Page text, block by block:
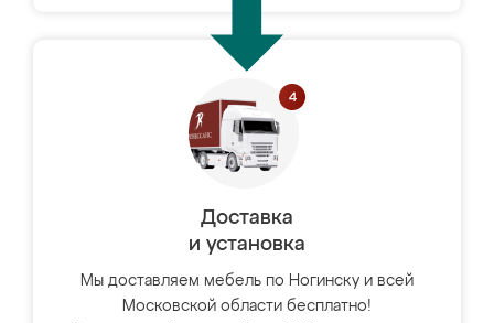
Доставка
и установка
Мы доставляем мебель по Ногинску и всей
Московской области бесплатно!